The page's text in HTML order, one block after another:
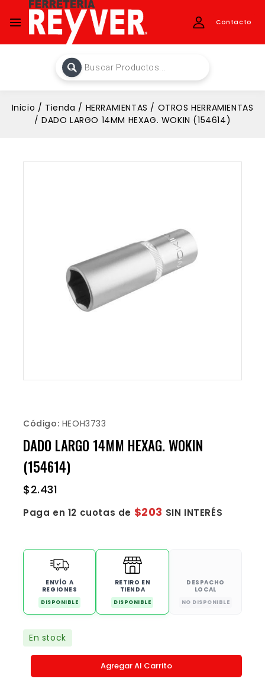
Contacto
Inicio / Tienda / HERRAMIENTAS / OTROS HERRAMIENTAS
/ DADO LARGO 14MM HEXAG. WOKIN (154614)
Código: HEOH3733
DADO LARGO 14MM HEXAG. WOKIN
(154614)
$2.431
Paga en 12 cuotas de $203 SIN INTERÉS
ENVÍO A
REGIONES
DISPONIBLE
RETIRO EN
TIENDA
DISPONIBLE
DESPACHO
LOCAL
NO DISPONIBLE
En stock
Agregar Al Carrito